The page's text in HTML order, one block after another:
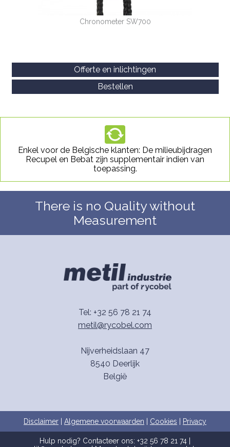
Chronometer SW700
Offerte en inlichtingen
Bestellen
Enkel voor de Belgische klanten: De milieubijdragen
Recupel en Bebat zijn supplementair indien van
toepassing.
There is no Quality without
Measurement
Tel: +32 56 78 21 74
metil@rycobel.com
Nijverheidslaan 47
8540 Deerlijk
België
Disclaimer Algemene voorwaarden Cookies Privacy
Hulp nodig? Contacteer ons: +32 56 78 21 74